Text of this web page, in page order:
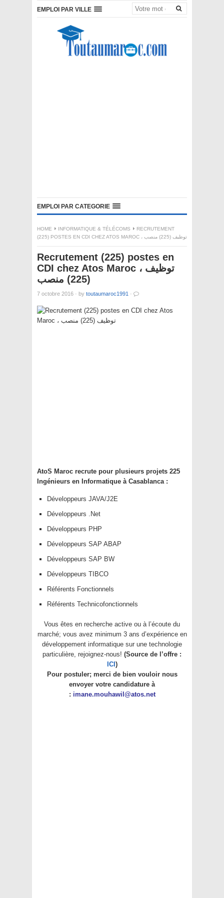
EMPLOI PAR VILLE
EMPLOI PAR CATEGORIE
HOME INFORMATIQUE & TÉLÉCOMS
RECRUTEMENT
(225) POSTES EN CDI CHEZ ATOS MAROC ، توظيف (225) منصب
Recrutement (225) postes en
CDI chez Atos Maroc ، توظيف
(225) منصب
7 octobre 2016 · by toutaumaroc1991 ·
AtoS Maroc recrute pour plusieurs projets 225
Ingénieurs en Informatique à Casablanca :
Développeurs JAVA/J2E
Développeurs .Net
Développeurs PHP
Développeurs SAP ABAP
Développeurs SAP BW
Développeurs TIBCO
Référents Fonctionnels
Référents Technicofonctionnels
Vous êtes en recherche active ou à l’écoute du
marché; vous avez minimum 3 ans d’expérience en
développement informatique sur une technologie
particulière, rejoignez-nous! (Source de l’offre :
ICI )
Pour postuler; merci de bien vouloir nous
envoyer votre candidature à
: imane.mouhawil@atos.net